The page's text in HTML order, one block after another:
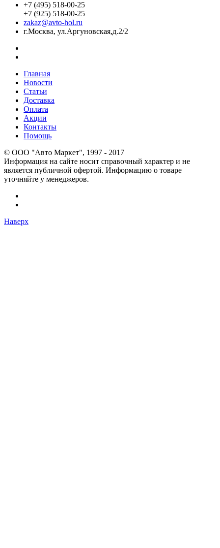
+7 (495) 518-00-25
+7 (925) 518-00-25
zakaz@avto-hol.ru
г.Москва, ул.Аргуновская,д.2/2
Главная
Новости
Статьи
Доставка
Оплата
Акции
Контакты
Помощь
© OOO "Авто Маркет", 1997 - 2017
Информация на сайте носит справочный характер и не
является публичной офертой. Информацию о товаре
уточняйте у менеджеров.
Наверх